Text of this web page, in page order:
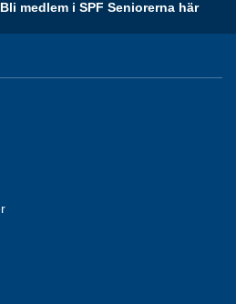
Bli medlem i SPF Seniorerna här